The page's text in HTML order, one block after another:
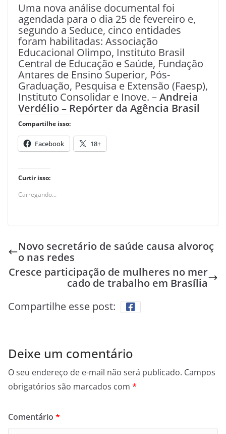
Uma nova análise documental foi
agendada para o dia 25 de fevereiro e,
segundo a Seduce, cinco entidades
foram habilitadas: Associação
Educacional Olimpo, Instituto Brasil
Central de Educação e Saúde, Fundação
Antares de Ensino Superior, Pós-
Graduação, Pesquisa e Extensão (Faesp),
Instituto Consolidar e Inove. –Andreia
Verdélio – Repórter da Agência Brasil
Compartilhe isso:
Facebook 18+
Curtir isso:
Carregando...
Novo secretário de saúde causa alvoroç
o nas redes
Cresce participação de mulheres no mer
cado de trabalho em Brasília
Compartilhe esse post:
Deixe um comentário
O seu endereço de e-mail não será publicado. Campos
obrigatórios são marcados com *
Comentário *